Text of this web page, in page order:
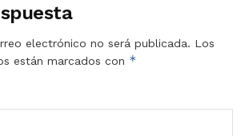
electrónico no será publicada. Los
están marcados con *